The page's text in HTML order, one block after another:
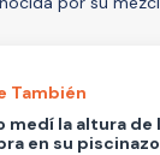
También
medí la altura de
en su